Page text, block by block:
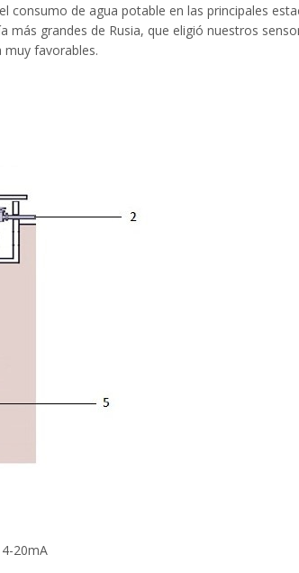
consumo de agua potable en las principales
más grandes de Rusia, que eligió nuestros
favorables.
20mA